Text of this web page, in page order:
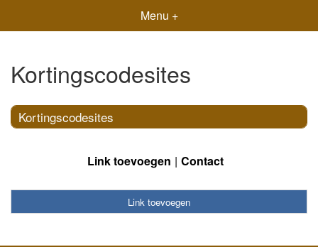
Menu +
Kortingscodesites
Kortingscodesites
Link toevoegen Contact
Link toevoegen